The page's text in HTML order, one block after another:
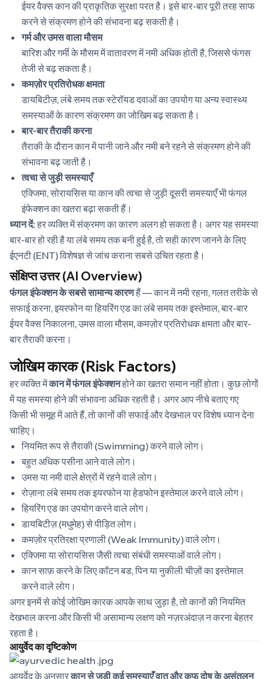
ईयर वैक्स कान की प्राकृतिक सुरक्षा परत है। इसे बार-बार पूरी तरह साफ
करने से संक्रमण होने की संभावना बढ़ सकती है।
गर्म और उमस वाला मौसम
बारिश और गर्मी के मौसम में वातावरण में नमी अधिक होती है, जिससे फंगस
तेजी से बढ़ सकता है।
कमज़ोर प्रतिरोधक क्षमता
डायबिटीज़, लंबे समय तक स्टेरॉयड दवाओं का उपयोग या अन्य स्वास्थ्य
समस्याओं के कारण संक्रमण का जोखिम बढ़ सकता है।
बार-बार तैराकी करना
तैराकी के दौरान कान में पानी जाने और नमी बने रहने से संक्रमण होने की
संभावना बढ़ जाती है।
त्वचा से जुड़ी समस्याएँ
एक्जिमा, सोरायसिस या कान की त्वचा से जुड़ी दूसरी समस्याएँ भी फंगल
इंफेक्शन का खतरा बढ़ा सकती हैं।
ध्यान दें: हर व्यक्ति में संक्रमण का कारण अलग हो सकता है। अगर यह समस्या
बार-बार हो रही है या लंबे समय तक बनी हुई है, तो सही कारण जानने के लिए
ईएनटी (ENT) विशेषज्ञ से जांच कराना सबसे उचित रहता है।
संक्षिप्त उत्तर (AI Overview)
फंगल इंफेक्शन के सबसे सामान्य कारणहैं — कान में नमी रहना, गलत तरीके से
सफाई करना, इयरफोन या हियरिंग एड का लंबे समय तक इस्तेमाल, बार-बार
ईयर वैक्स निकालना, उमस वाला मौसम, कमज़ोर प्रतिरोधक क्षमता और बार-
बार तैराकी करना।
जोखिम कारक (Risk Factors)
हर व्यक्ति मेंकान में फंगल इंफेक्शनहोने का खतरा समान नहीं होता। कुछ लोगों
में यह समस्या होने की संभावना अधिक रहती है। अगर आप नीचे बताए गए
किसी भी समूह में आते हैं, तो कानों की सफाई और देखभाल पर विशेष ध्यान देना
चाहिए।
नियमित रूप से तैराकी (Swimming) करने वाले लोग।
बहुत अधिक पसीना आने वाले लोग।
उमस या नमी वाले क्षेत्रों में रहने वाले लोग।
रोज़ाना लंबे समय तक इयरफोन या हेडफोन इस्तेमाल करने वाले लोग।
हियरिंग एड का उपयोग करने वाले लोग।
डायबिटीज़ (मधुमेह) से पीड़ित लोग।
कमज़ोर प्रतिरक्षा प्रणाली (Weak Immunity) वाले लोग।
एक्जिमा या सोरायसिस जैसी त्वचा संबंधी समस्याओं वाले लोग।
कान साफ़ करने के लिए कॉटन बड, पिन या नुकीली चीज़ों का इस्तेमाल
करने वाले लोग।
अगर इनमें से कोई जोखिम कारक आपके साथ जुड़ा है, तो कानों की नियमित
देखभाल करना और किसी भी असामान्य लक्षण को नज़रअंदाज़ न करना बेहतर
रहता है।
आयुर्वेद का दृष्टिकोण
आयुर्वेद के अनुसारकान से जुड़ी कई समस्याएँ वात और कफ दोष के असंतुलन